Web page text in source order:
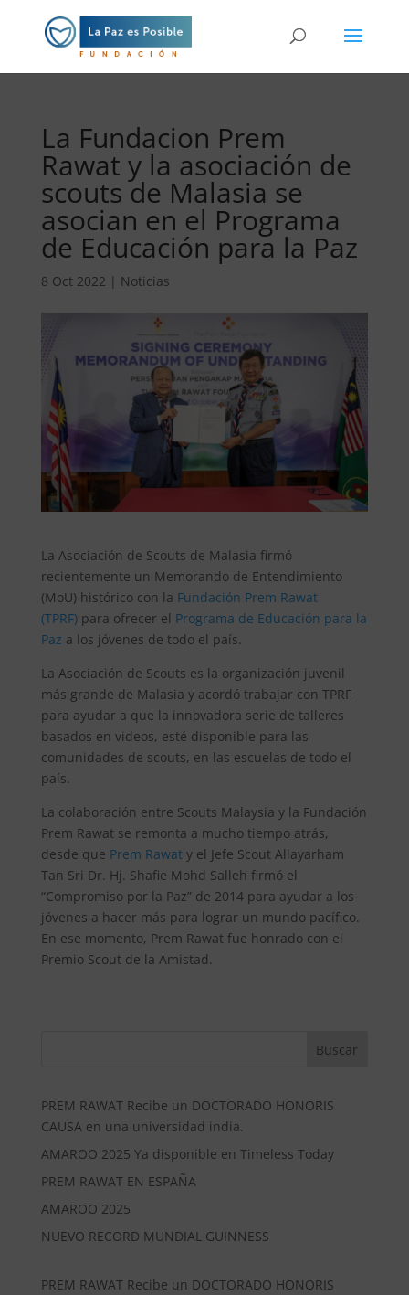
La Fundacion Prem
Rawat y la asociación de
scouts de Malasia se
asocian en el Programa
de Educación para la Paz
8 Oct 2022 | Noticias
La Asociación de Scouts de Malasia firmó
recientemente un Memorando de Entendimiento
(MoU) histórico con la Fundación Prem Rawat
(TPRF)para ofrecer el Programa de Educación para la
Paz a los jóvenes de todo el país.
La Asociación de Scouts es la organización juvenil
más grande de Malasia y acordó trabajar con TPRF
para ayudar a que la innovadora serie de talleres
basados ​​en videos, esté disponible para las
comunidades de scouts, en las escuelas de todo el
país.
La colaboración entre Scouts Malaysia y la Fundación
Prem Rawat se remonta a mucho tiempo atrás,
desde que Prem Rawaty el Jefe Scout Allayarham
Tan Sri Dr. Hj. Shafie Mohd Salleh firmó el
“Compromiso por la Paz” de 2014 para ayudar a los
jóvenes a hacer más para lograr un mundo pacífico.
En ese momento, Prem Rawat fue honrado con el
Premio Scout de la Amistad.
Buscar
PREM RAWAT Recibe un DOCTORADO HONORIS
CAUSA en una universidad india.
AMAROO 2025 Ya disponible en Timeless Today
PREM RAWAT EN ESPAÑA
AMAROO 2025
NUEVO RECORD MUNDIAL GUINNESS
PREM RAWAT Recibe un DOCTORADO HONORIS